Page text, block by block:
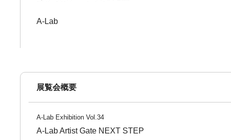
A-Lab
展覧会概要
A-Lab Exhibition Vol.34
A-Lab Artist Gate NEXT STEP